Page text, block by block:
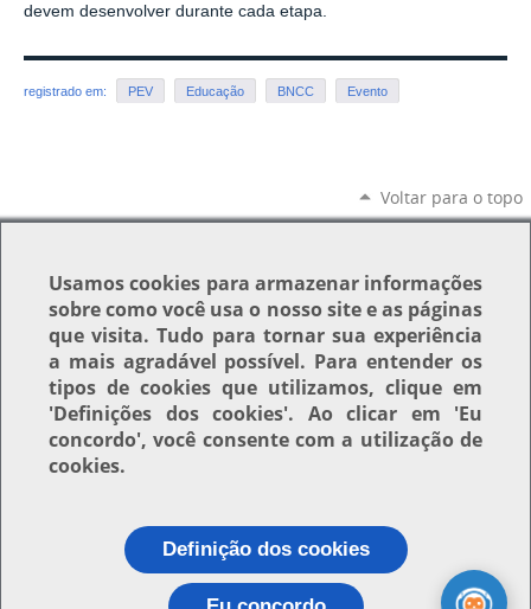
devem desenvolver durante cada etapa.
registrado em: PEV Educação BNCC Evento
Voltar para o topo
Usamoscookies para armazenar informações
sobre como você usa o nosso site e as páginas
que visita. Tudo para tornar sua experiência
a mais agradável possível. Para entender os
tipos de cookies que utilizamos, clique em
'Definições dos cookies'. Ao clicar em 'Eu
concordo', você consente com a utilização de
cookies.